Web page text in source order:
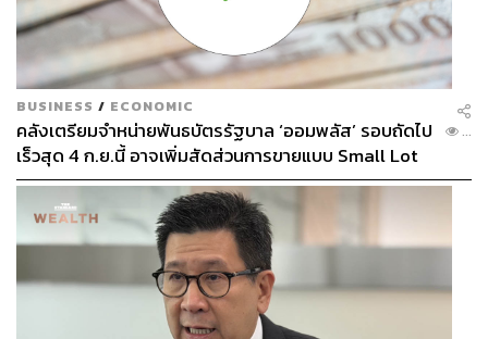
BUSINESS / ECONOMIC
คลังเตรียมจำหน่ายพันธบัตรรัฐบาล ‘ออมพลัส’ รอบถัดไป
เร็วสุด 4 ก.ย.นี้ อาจเพิ่มสัดส่วนการขายแบบ Small Lot
First มากขึ้น
...